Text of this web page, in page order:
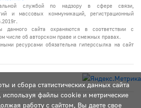
и сбора статистических данных сайта
файлы cookie и метрические
работу с сайтом, Вы даете свое
службой по надзору в сфере связи,
и массовых коммуникаций, регистрационный
данного сайта охраняются в соответствии с
числе об авторском праве и смежных правах.
ресурсами обязательна гиперссылка на сайт